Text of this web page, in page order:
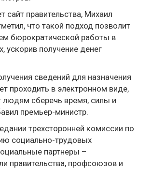
сайт правительства, Михаил
что такой подход позволит
бюрократической работы в
ускорив получение денег
сведений для назначения
проходить в электронном виде,
людям сберечь время, силы и
премьер-министр.
трехсторонней комиссии по
социально-трудовых
партнеры –
правительства, профсоюзов и